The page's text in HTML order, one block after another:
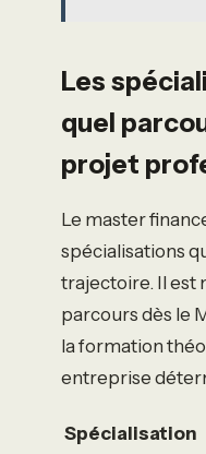
Les
quel
projet
Le master
spécialisations
trajectoire. Il est
parcours dès le
la formation
entreprise
Spécialisation